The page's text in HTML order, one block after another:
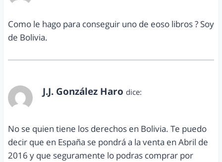
Como le hago para conseguir uno de eoso libros ? Soy
de Bolivia.
J.J. González Haro dice:
No se quien tiene los derechos en Bolivia. Te puedo
decir que en España se pondrá a la venta en Abril de
2016 y que seguramente lo podras comprar por